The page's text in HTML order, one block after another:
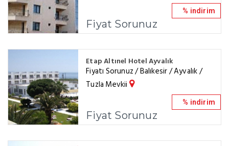
Fiyat Sorunuz
% indirim
Etap Altınel Hotel Ayvalık
Fiyatı Sorunuz / Balıkesir / Ayvalık /
Tuzla Mevkii
Fiyat Sorunuz
% indirim